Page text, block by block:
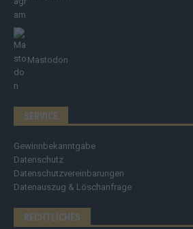
Mastodon
SERVICE
Gewinnbekanntgabe
Datenschutz
Datenschutzvereinbarungen
Datenauszug & Löschanfrage
RECHTLICHES